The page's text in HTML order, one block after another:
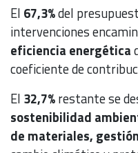
El 67,3%del
intervenciones
eficiencia energética
coeficiente de
El 32,7%restante se
sostenibilidad
de materiales,